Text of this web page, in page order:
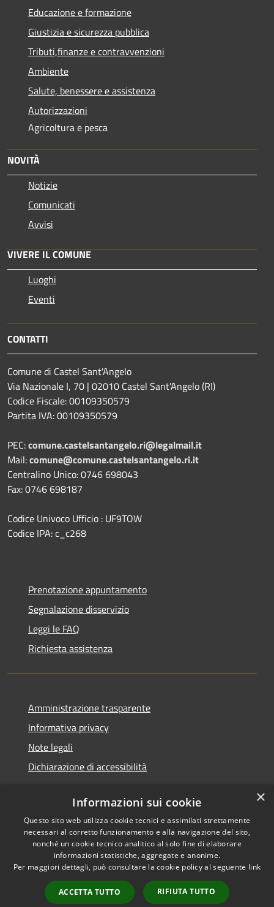
Educazione e formazione
Giustizia e sicurezza pubblica
Tributi,finanze e contravvenzioni
Ambiente
Salute, benessere e assistenza
Autorizzazioni
Agricoltura e pesca
NOVITÀ
Notizie
Comunicati
Avvisi
VIVERE IL COMUNE
Luoghi
Eventi
CONTATTI
Comune di Castel Sant'Angelo
Via Nazionale I, 70 | 02010 Castel Sant'Angelo (RI)
Codice Fiscale: 00109350579
Partita IVA: 00109350579
PEC:comune.castelsantangelo.ri@legalmail.it
Mail:comune@comune.castelsantangelo.ri.it
Centralino Unico: 0746 698043
Fax: 0746 698187
Codice Univoco Ufficio : UF9TOW
Codice IPA: c_c268
Prenotazione appuntamento
Segnalazione disservizio
Leggi le FAQ
Richiesta assistenza
Amministrazione trasparente
Informativa privacy
Note legali
Dichiarazione di accessibilità
RSS
Accessibilità
Cookie
Mappa del sito
Extranet
Copyright © 2026 • Comune di
Castel Sant'Angelo • Powered
byMunicipium•
redazione
×
Informazioni sui cookie
Questo sito web utilizza cookie tecnici e assimilati strettamente
necessari al corretto funzionamento e alla navigazione del sito,
nonché un cookie tecnico analitico al solo fine di elaborare
informazioni statistiche, aggregate e anonime.
Per maggiori dettagli, può consultare la cookie policy al seguente link
ACCETTA TUTTO RIFIUTA TUTTO